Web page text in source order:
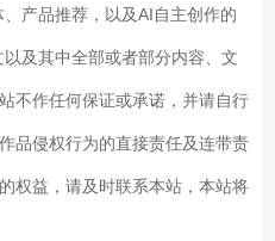
产品推荐，以及AI自主创作的
及其中全部或者部分内容、文
不作任何保证或承诺，并请自行
品侵权行为的直接责任及连带责
权益，请及时联系本站，本站将